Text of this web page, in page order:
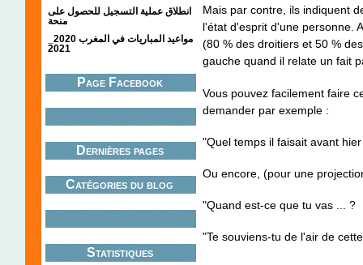
انطلاق عملية التسجيل للحصول على
منحة
2021
Page Facebook
Dernières pages
Catégories du blog
Statistiques
Mais par contre, ils indiquent
l'état d'esprit d'une personne.
(80 % des droitiers et 50 %
gauche quand il relate un fait
Vous pouvez facilement faire
demander par exemple :
"Quel temps il faisait avant
Ou encore, (pour une
"Quand est-ce que tu vas ... ?
"Te souviens-tu de l'air de